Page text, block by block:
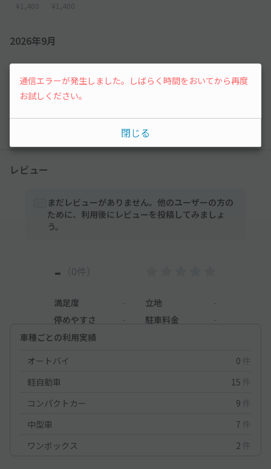
¥1,400 ¥1,400
2026年9月
以降の空き状況は毎日24:00に更新されます。
レビュー
まだレビューがありません。他のユーザーの方の
ために、利用後にレビューを投稿してみましょ
う。
- （0件）
満足度 立地
停めやすさ
駐車料金
車種ごとの利用実績
オートバイ
0 件
軽自動車
15 件
コンパクトカー
9 件
中型車
7 件
ワンボックス
2 件
通信エラーが発生しました。しばらく時間をおいてから再度
お試しください。
閉じる